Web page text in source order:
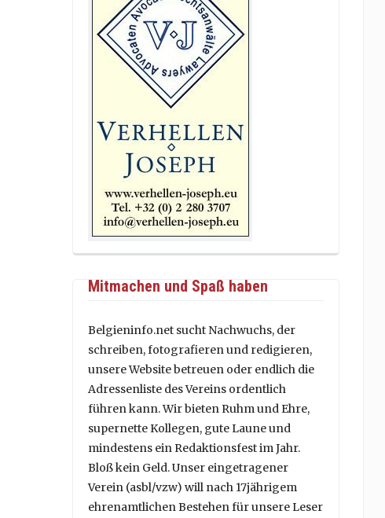
Mitmachen und Spaß haben
Belgieninfo.net sucht Nachwuchs, der
schreiben, fotografieren und redigieren,
unsere Website betreuen oder endlich die
Adressenliste des Vereins ordentlich
führen kann. Wir bieten Ruhm und Ehre,
supernette Kollegen, gute Laune und
mindestens ein Redaktionsfest im Jahr.
Bloß kein Geld. Unser eingetragener
Verein (asbl/vzw) will nach 17jährigem
ehrenamtlichen Bestehen für unsere Leser